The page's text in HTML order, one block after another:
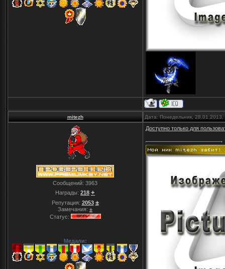
mitezh Дата: Понедельник,
Сообщений: 3963
Награды: 218 +
Репутация: 2053 ±
Замечания: ±
Статус:
Медали:
Доступно только для